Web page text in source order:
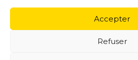
Accepter
Refuser
Nos actualités
Mentions légales
Contact et devis